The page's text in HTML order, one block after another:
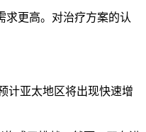
求更高。对治疗方案的认
计亚太地区将出现快速增